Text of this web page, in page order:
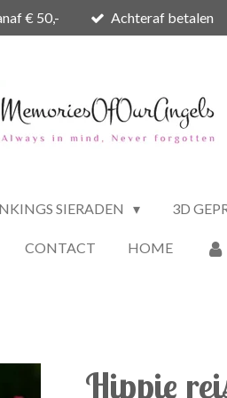
€ 50,- Achteraf betalen
SIERADEN 3D
CONTACT HOME
Hippie